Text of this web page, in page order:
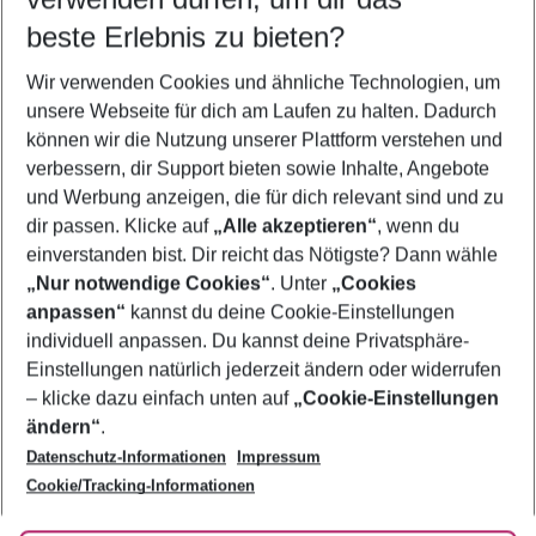
5-8 Nächte
2 Erwachsene Keine Kinder
Mehr Filter anzeigen
Footer
Footer navigation
Über uns
AGB
Bestpreisgarantie
Cookie-Einstellungen ändern
Cookie-Richtlinie
Agenturbetreuung
Barrierefreies Reisen
Folge uns
beste Erlebnis zu bieten?
Wir verwenden Cookies und ähnliche Technologien, um
unsere Webseite für dich am Laufen zu halten. Dadurch
können wir die Nutzung unserer Plattform verstehen und
verbessern, dir Support bieten sowie Inhalte, Angebote
und Werbung anzeigen, die für dich relevant sind und zu
dir passen. Klicke auf „Alle akzeptieren“, wenn du
einverstanden bist. Dir reicht das Nötigste? Dann wähle
„Nur notwendige Cookies“. Unter „Cookies
anpassen“ kannst du deine Cookie-Einstellungen
individuell anpassen. Du kannst deine Privatsphäre-
Einstellungen natürlich jederzeit ändern oder widerrufen
– klicke dazu einfach unten auf „Cookie-Einstellungen
ändern“.
Datenschutz-Informationen
Impressum
Cookie/Tracking-Informationen